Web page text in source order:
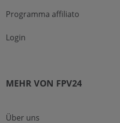
Programma affiliato
Login
MEHR VON FPV24
Über uns